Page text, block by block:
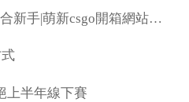
手|萌新csgo開箱網站推薦
上半年線下賽